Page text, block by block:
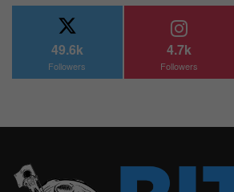
49.6k
Followers
4.7k
Followers